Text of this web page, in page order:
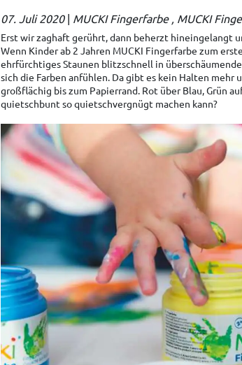
07. Juli 2020 | MUCKI Fingerfarbe MUCKI
Erst wir zaghaft gerührt, dann beherzt hineingelangt
Wenn Kinder ab 2 Jahren MUCKI Fingerfarbe zum
ehrfürchtiges Staunen blitzschnell in
sich die Farben anfühlen. Da gibt es kein Halten
großflächig bis zum Papierrand. Rot über Blau, Grün
quietschbunt so quietschvergnügt machen kann?